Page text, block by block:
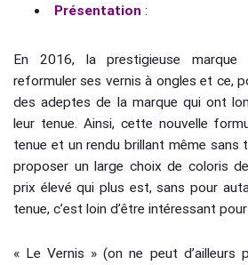
Présentation :
En 2016, la prestigieuse
reformuler ses vernis à ongles et ce,
des adeptes de la marque qui ont
leur tenue. Ainsi, cette nouvelle
tenue et un rendu brillant même sans
proposer un large choix de coloris
prix élevé qui plus est, sans pour
tenue, c’est loin d’être intéressant
« Le Vernis » (on ne peut d’ailleurs